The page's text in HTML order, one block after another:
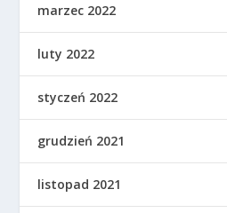
marzec 2022
luty 2022
styczeń 2022
grudzień 2021
listopad 2021